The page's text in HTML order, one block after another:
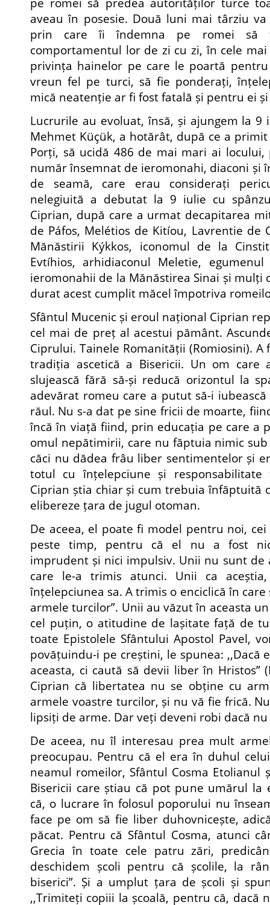
aveau în posesie. Două luni mai târziu
prin care îi îndemna pe romei să
comportamentul lor de zi cu zi, în cele
privința hainelor pe care le poartă
vreun fel pe turci, să fie ponderați,
mică neatenție ar fi fost fatală și pentru ei
Lucrurile au evoluat, însă, și ajungem la 9
Mehmet Küçük, a hotărât, după ce a
Porți, să ucidă 486 de mai mari ai
număr însemnat de ieromonahi, diaconi și
de seamă, care erau considerați
nelegiuită a debutat la 9 iulie cu
Ciprian, după care a urmat decapitarea
de Páfos, Melétios de Kitíou, Lavrentie de
Mănăstirii Kýkkos, iconomul de la
Evtíhios, arhidiaconul Meletie,
ieromonahii de la Mănăstirea Sinai și mulți
durat acest cumplit măcel împotriva
Sfântul Mucenic și eroul național Ciprian
cel mai de preț al acestui pământ.
Ciprului. Tainele Romanității (Romiosini).
tradiția ascetică a Bisericii. Un om care
slujească fără să-și reducă orizontul la
adevărat romeu care a putut să-i
răul. Nu s-a dat pe sine fricii de moarte,
încă în viață fiind, prin educația pe care a
omul nepătimirii, care nu făptuia nimic
căci nu dădea frâu liber sentimentelor și
totul cu înțelepciune și
Ciprian știa chiar și cum trebuia înfăptuită
elibereze țara de jugul otoman.
De aceea, el poate fi model pentru noi,
peste timp, pentru că el nu a fost
imprudent și nici impulsiv. Unii nu sunt de
care le-a trimis atunci. Unii ca
înțelepciunea sa. A trimis o enciclică în
armele turcilor”. Unii au văzut în aceasta
cel puțin, o atitudine de lașitate față de
toate Epistolele Sfântului Apostol Pavel,
povățuindu-i pe creștini, le spunea: ,,Dacă
aceasta, ci caută să devii liber în Hristos”
Ciprian că libertatea nu se obține cu
armele voastre turcilor, și nu vă fie frică.
lipsiți de arme. Dar veți deveni robi dacă
De aceea, nu îl interesau prea mult
preocupau. Pentru că el era în duhul
neamul romeilor, Sfântul Cosma Etolianul
Bisericii care știau că pot pune umărul la
că, o lucrare în folosul poporului nu
face pe om să fie liber duhovnicește,
păcat. Pentru că Sfântul Cosma, atunci
Grecia în toate cele patru zări,
deschidem școli pentru că școlile, la
biserici”. Și a umplut țara de școli și
,,Trimiteți copiii la școală, pentru că, dacă